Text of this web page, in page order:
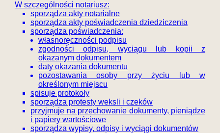
W szczególności notariusz:
sporządza akty notarialne
sporządza akty poświadczenia dziedziczenia
sporządza poświadczenia:
własnoręczności podpisu
zgodności odpisu, wyciągu lub kopii z
okazanym dokumentem
daty okazania dokumentu
pozostawania osoby przy życiu lub w
określonym miejscu
spisuje protokoły
sporządza protesty weksli i czeków
przyjmuje na przechowanie dokumenty, pieniądze
i papiery wartościowe
sporządza wypisy, odpisy i wyciągi dokumentów